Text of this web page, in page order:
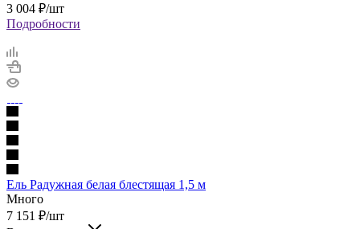
3 004 ₽/шт
Подробности
Ель Радужная белая блестящая 1,5 м
Много
7 151 ₽/шт